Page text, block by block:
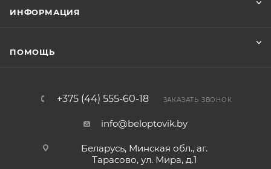
ИНФОРМАЦИЯ
ПОМОЩЬ
+375 (44) 555-60-18 ЗАКАЗАТЬ ЗВОНОК
info@beloptovik.by
Беларусь, Минская обл., аг.
Тарасово, ул. Мира, д.1